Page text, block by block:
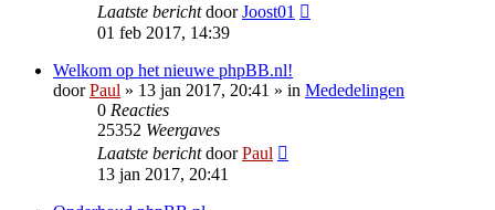
Laatste berichtdoorJoost01
01 feb 2017, 14:39
Welkom op het nieuwe phpBB.nl!
doorPaul » 13 jan 2017, 20:41 » in Mededelingen
0 Reacties
25352 Weergaves
Laatste berichtdoorPaul
13 jan 2017, 20:41